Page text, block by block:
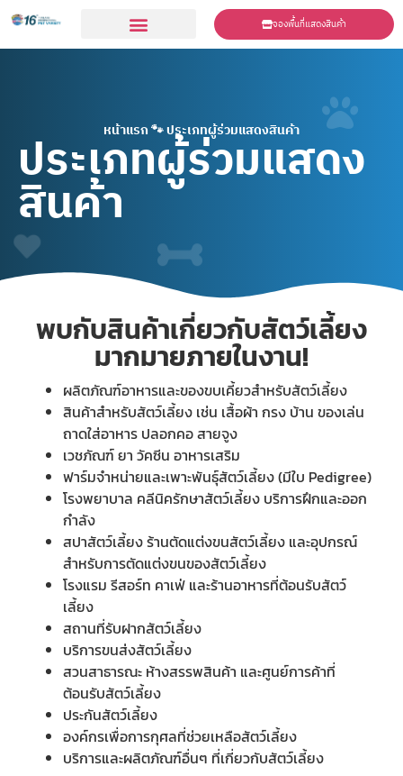
จองพื้นที่แสดงสินค้า
หน้าแรก🐾ประเภทผู้ร่วมแสดงสินค้า
ประเภทผู้ร่วมแสดง
สินค้า
พบกับสินค้าเกี่ยวกับสัตว์เลี้ยง
มากมายภายในงาน!
ผลิตภัณฑ์อาหารและของขบเคี้ยวสำหรับสัตว์เลี้ยง
สินค้าสำหรับสัตว์เลี้ยง เช่น เสื้อผ้า กรง บ้าน ของเล่น
ถาดใส่อาหาร ปลอกคอ สายจูง
เวชภัณฑ์ ยา วัคซีน อาหารเสริม
ฟาร์มจำหน่ายและเพาะพันธุ์สัตว์เลี้ยง (มีใบ Pedigree)
โรงพยาบาล คลีนิครักษาสัตว์เลี้ยง บริการฝึกและออก
กำลัง
สปาสัตว์เลี้ยง ร้านตัดแต่งขนสัตว์เลี้ยง และอุปกรณ์
สำหรับการตัดแต่งขนของสัตว์เลี้ยง
โรงแรม รีสอร์ท คาเฟ่ และร้านอาหารที่ต้อนรับสัตว์
เลี้ยง
สถานที่รับฝากสัตว์เลี้ยง
บริการขนส่งสัตว์เลี้ยง
สวนสาธารณะ ห้างสรรพสินค้า และศูนย์การค้าที่
ต้อนรับสัตว์เลี้ยง
ประกันสัตว์เลี้ยง
องค์กรเพื่อการกุศลที่ช่วยเหลือสัตว์เลี้ยง
บริการและผลิตภัณฑ์อื่นๆ ที่เกี่ยวกับสัตว์เลี้ยง